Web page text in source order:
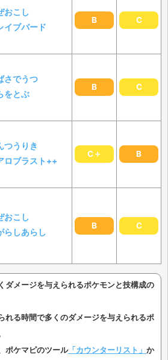
おこし
イブバード
B C
さでうつ
をとぶ
B C
つうりき
ロブラスト++
C＋ B
おこし
らしあらし
B C
ダメージを与えられるポケモンと技構成の
れる時間で多くのダメージを与えられるポ
ポケマピのツール「カウンターリスト」 か